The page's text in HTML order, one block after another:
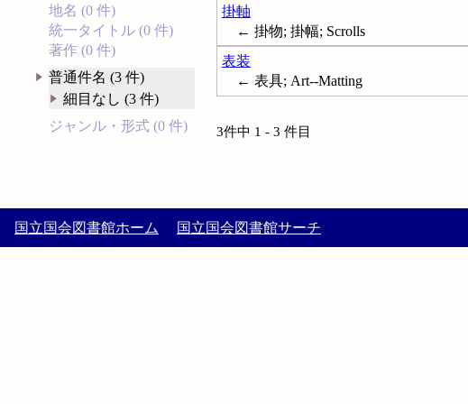
地名 (0 件)
統一タイトル (0 件)
著作 (0 件)
普通件名 (3 件)
細目なし (3 件)
ジャンル・形式 (0 件)
掛軸
← 掛物; 掛幅; Scrolls
表装
← 表具; Art--Matting
3件中 1 - 3 件目
国立国会図書館ホーム 国立国会図書館サーチ